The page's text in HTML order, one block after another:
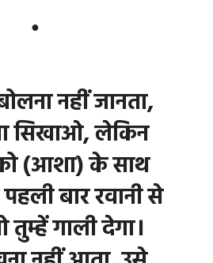
●
नहीं जानता,
सिखाओ, लेकिन
(आशा) के साथ
बार रवानी से
तुम्हें गाली देगा।